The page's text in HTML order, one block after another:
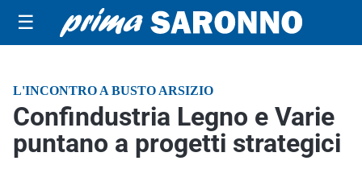
☰
L'INCONTRO A BUSTO ARSIZIO
Confindustria Legno e Varie
puntano a progetti strategici